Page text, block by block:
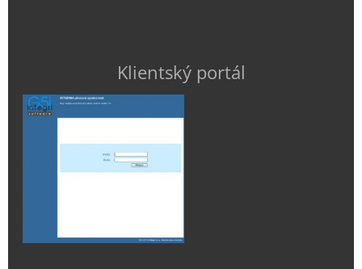
Klientský portál